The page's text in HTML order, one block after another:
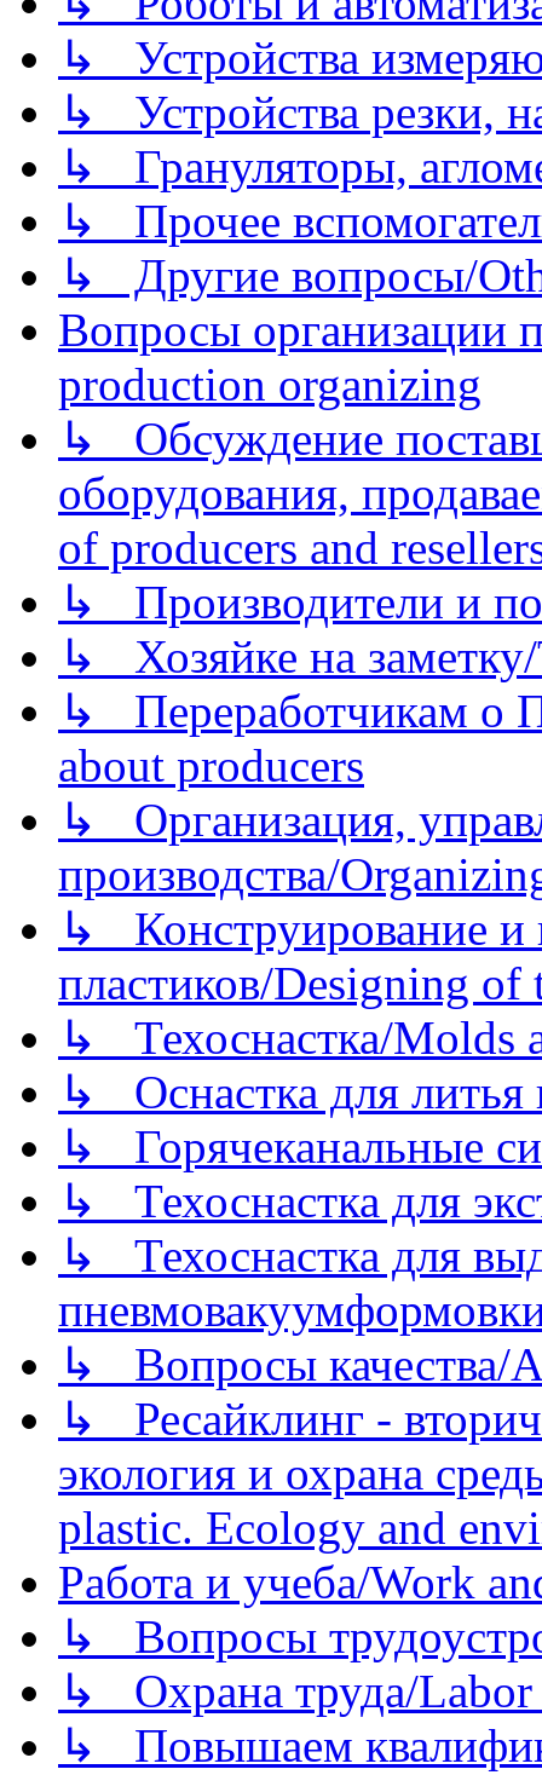
↳ Устройства
↳ Устройства резки,
↳ Грануляторы,
↳ Прочее
↳ Другие вопросы/
Вопросы организации
production organizing
↳ Обсуждение
оборудования,
of producers and
↳ Производители и
↳ Хозяйке на
↳ Переработчикам о
about producers
↳ Организация,
производства/
↳ Конструирование и
пластиков/Designing of
↳ Техоснастка/Molds
↳ Оснастка для литья
↳ Горячеканальные
↳ Техоснастка для
↳ Техоснастка для
↳ Вопросы качества/
↳ Ресайклинг -
экология и охрана
plastic. Ecology and
Работа и учеба/Work
↳ Вопросы
↳ Охрана труда/Labor
↳ Повышаем